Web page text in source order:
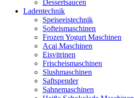
Dessertsaucen
Ladentechnik
Speiseeistechnik
Softeismaschinen
Frozen Yogurt Maschinen
Acai Maschinen
Eisvitrinen
Frischeismaschinen
Slushmaschinen
Saftspender
Sahnemaschinen